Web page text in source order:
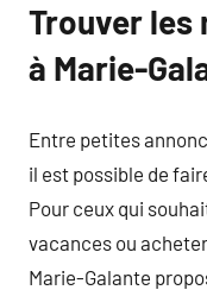
Trouver les
à Marie-
Entre petites
il est possible de
Pour ceux qui
vacances ou
Marie-Galante